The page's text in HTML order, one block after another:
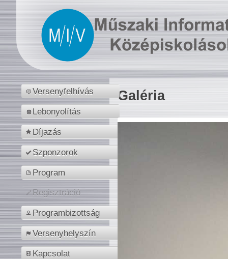
Versenyfelhívás
Lebonyolítás
Díjazás
Szponzorok
Program
Regisztráció
Programbizottság
Versenyhelyszín
Kapcsolat
Galéria